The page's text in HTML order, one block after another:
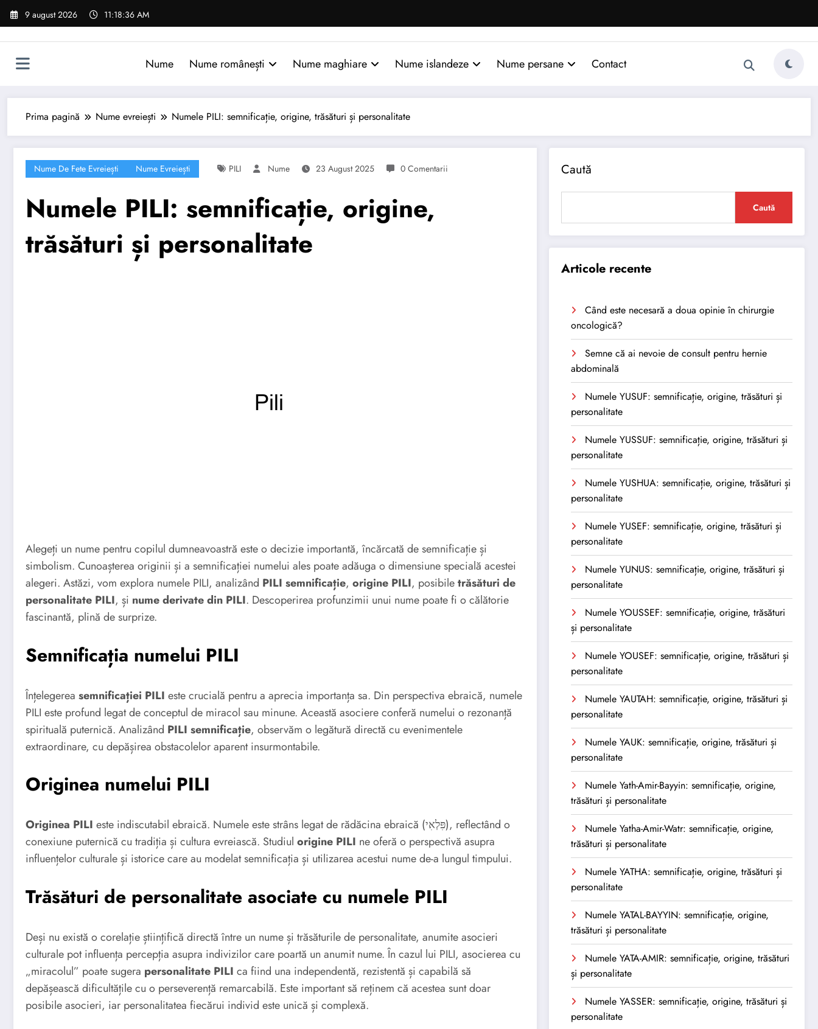
Sari
9 august 2026 11:18:37 AM
Nume Nume românești Nume maghiare Nume islandeze Nume persane Contact
Prima pagină Nume evreiești Numele PILI: semnificație, origine, trăsături și personalitate
Nume De Fete Evreiești Nume Evreiești PILI Nume 23 August 2025 0 Comentarii
Numele PILI: semnificație, origine,
trăsături și personalitate
Alegeți un nume pentru copilul dumneavoastră este o decizie importantă, încărcată de semnificație și
simbolism. Cunoașterea originii și a semnificației numelui ales poate adăuga o dimensiune specială acestei
alegeri. Astăzi, vom explora numele PILI, analizând PILI semnificație, origine PILI, posibiletrăsături de
personalitate PILI, și nume derivate din PILI. Descoperirea profunzimii unui nume poate fi o călătorie
fascinantă, plină de surprize.
Semnificația numelui PILI
Înțelegerea semnificației PILI este crucială pentru a aprecia importanța sa. Din perspectiva ebraică, numele
PILI este profund legat de conceptul de miracol sau minune. Această asociere conferă numelui o rezonanță
spirituală puternică. Analizând PILI semnificație, observăm o legătură directă cu evenimentele
extraordinare, cu depășirea obstacolelor aparent insurmontabile.
Originea numelui PILI
Originea PILI este indiscutabil ebraică. Numele este strâns legat de rădăcina ebraică (פִּלְאִי), reflectând o
conexiune puternică cu tradiția și cultura evreiască. Studiul origine PILI ne oferă o perspectivă asupra
influențelor culturale și istorice care au modelat semnificația și utilizarea acestui nume de-a lungul timpului.
Trăsături de personalitate asociate cu numele PILI
Deși nu există o corelație științifică directă între un nume și trăsăturile de personalitate, anumite asocieri
culturale pot influența percepția asupra indivizilor care poartă un anumit nume. În cazul lui PILI, asocierea cu
„miracolul” poate sugera personalitate PILI ca fiind una independentă, rezistentă și capabilă să
depășească dificultățile cu o perseverență remarcabilă. Este important să reținem că acestea sunt doar
posibile asocieri, iar personalitatea fiecărui individ este unică și complexă.
Caută
Caută
Articole recente
Când este necesară a doua opinie în chirurgie
oncologică?
Semne că ai nevoie de consult pentru hernie
abdominală
Numele YUSUF: semnificație, origine, trăsături și
personalitate
Numele YUSSUF: semnificație, origine, trăsături și
personalitate
Numele YUSHUA: semnificație, origine, trăsături și
personalitate
Numele YUSEF: semnificație, origine, trăsături și
personalitate
Numele YUNUS: semnificație, origine, trăsături și
personalitate
Numele YOUSSEF: semnificație, origine, trăsături
și personalitate
Numele YOUSEF: semnificație, origine, trăsături și
personalitate
Numele YAUTAH: semnificație, origine, trăsături și
personalitate
Numele YAUK: semnificație, origine, trăsături și
personalitate
Numele Yath-Amir-Bayyin: semnificație, origine,
trăsături și personalitate
Numele Yatha-Amir-Watr: semnificație, origine,
trăsături și personalitate
Numele YATHA: semnificație, origine, trăsături și
personalitate
Numele YATAL-BAYYIN: semnificație, origine,
trăsături și personalitate
Numele YATA-AMIR: semnificație, origine, trăsături
și personalitate
Numele YASSER: semnificație, origine, trăsături și
personalitate